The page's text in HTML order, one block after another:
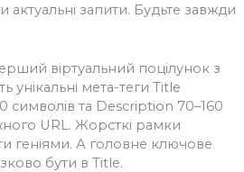
актуальні запити. Будьте завжди
віртуальний поцілунок з
унікальні мета-теги Title
символів та Description 70–160
URL. Жорсткі рамки
геніями. А головне ключове
бути в Title.